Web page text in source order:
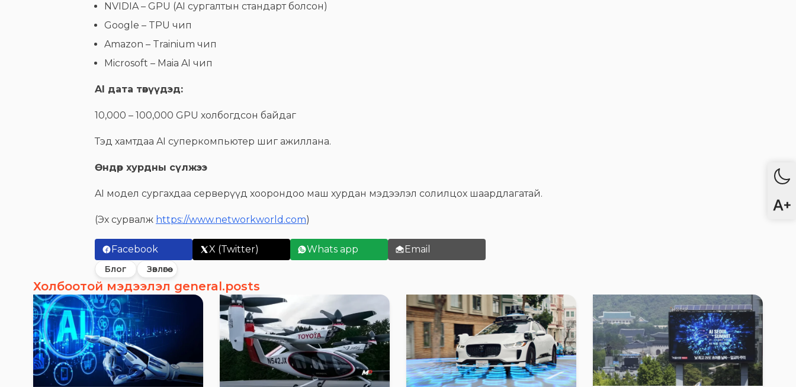
NVIDIA – GPU (AI сургалтын стандарт болсон)
Google – TPU чип
Amazon – Trainium чип
Microsoft – Maia AI чип
AI дата төвүүдэд:
10,000 – 100,000 GPU холбогдсон байдаг
Тэд хамтдаа AI суперкомпьютер шиг ажиллана.
Өндөр хурдны сүлжээ
AI модел сургахдаа серверүүд хоорондоо маш хурдан мэдээлэл солилцох шаардлагатай.
(Эх сурвалж https://www.networkworld.com)
Facebook X (Twitter) Whats app Email
Блог Зөвлөгөө
Холбоотой мэдээлэл general.posts